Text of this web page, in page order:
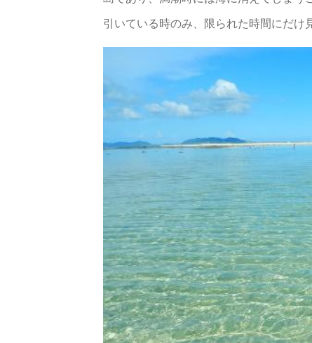
引いている時のみ、限られた時間にだけ